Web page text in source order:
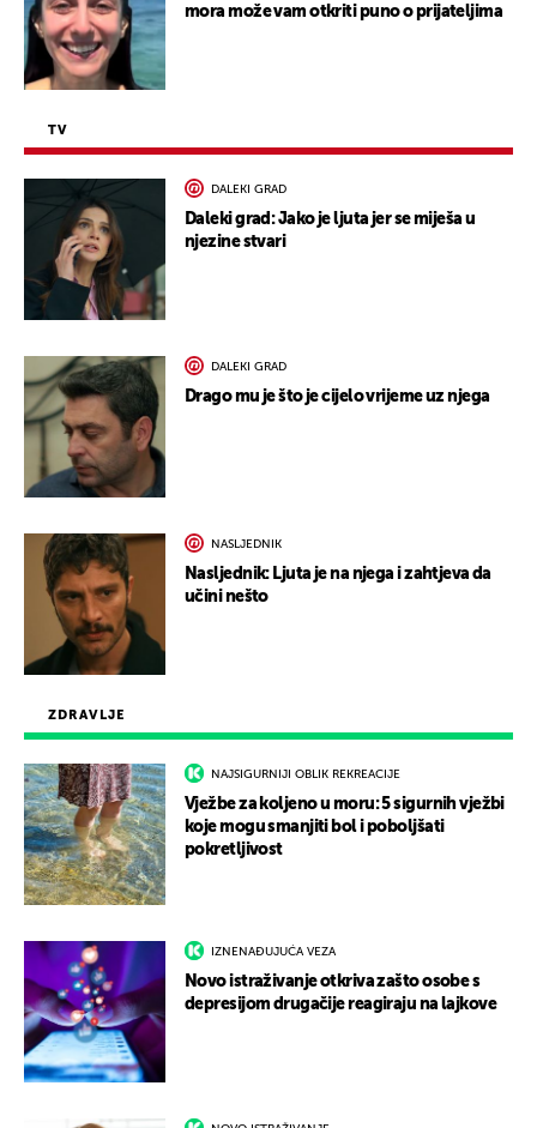
ZDRAVLJE
NAJSIGURNIJI OBLIK REKREACIJE
Vježbe za koljeno u moru: 5 sigurnih vježbi
koje mogu smanjiti bol i poboljšati
pokretljivost
IZNENAĐUJUĆA VEZA
Novo istraživanje otkriva zašto osobe s
depresijom drugačije reagiraju na lajkove
mora može vam otkriti puno o prijateljima
TV
DALEKI GRAD
Daleki grad: Jako je ljuta jer se miješa u
njezine stvari
DALEKI GRAD
Drago mu je što je cijelo vrijeme uz njega
NASLJEDNIK
Nasljednik: Ljuta je na njega i zahtjeva da
učini nešto